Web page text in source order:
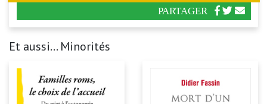
PARTAGER
Et aussi... Minorités